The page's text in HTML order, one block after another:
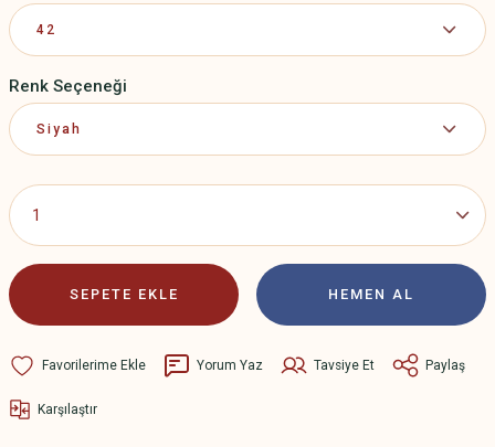
Renk Seçeneği
SEPETE EKLE HEMEN AL
Yorum Yaz Tavsiye Et Paylaş
Karşılaştır